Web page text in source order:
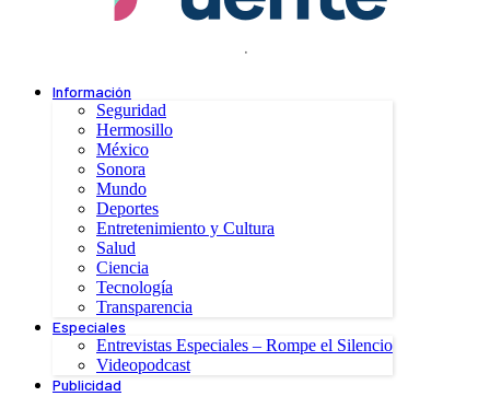
.
Información
Seguridad
Hermosillo
México
Sonora
Mundo
Deportes
Entretenimiento y Cultura
Salud
Ciencia
Tecnología
Transparencia
Especiales
Entrevistas Especiales – Rompe el Silencio
Videopodcast
Publicidad